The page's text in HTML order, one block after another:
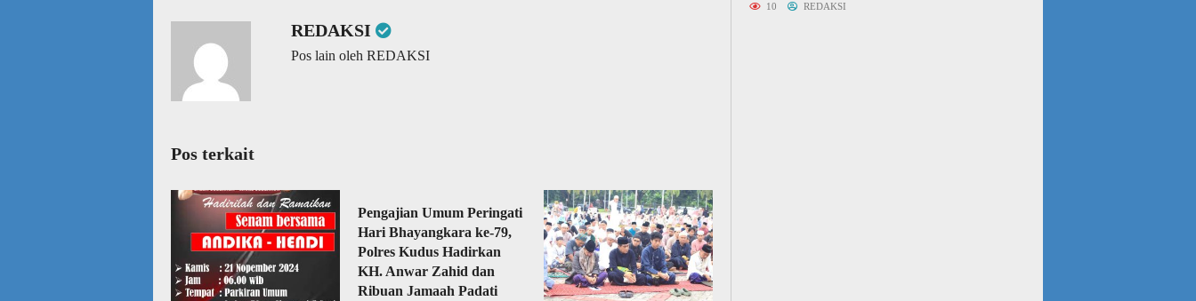
REDAKSI
Pos lain oleh REDAKSI
Pos terkait
Pengajian Umum Peringati
Hari Bhayangkara ke-79,
Polres Kudus Hadirkan
KH. Anwar Zahid dan
Ribuan Jamaah Padati
10 REDAKSI